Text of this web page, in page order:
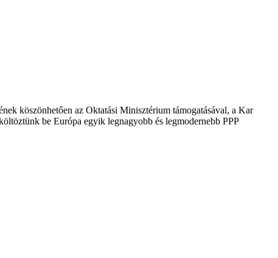
köszönhetően az Oktatási Minisztérium támogatásával, a Kar
be Európa egyik legnagyobb és legmodernebb PPP